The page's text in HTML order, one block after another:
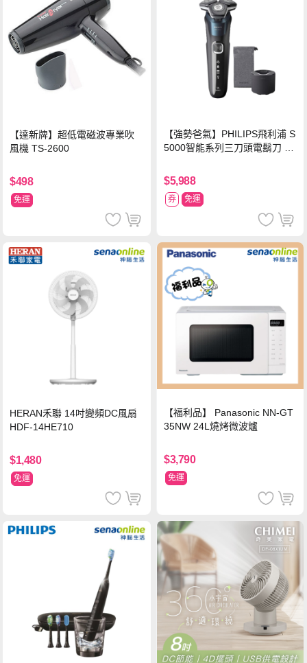
【達新牌】超低電磁波專業吹
風機 TS-2600
$498
免運
【強勢爸氣】PHILIPS飛利浦 S
5000智能系列三刀頭電鬍刀 S5
$5,988
券 免運
HERAN禾聯 14吋變頻DC風扇
HDF-14HE710
$1,480
免運
【福利品】 Panasonic NN-GT
35NW 24L燒烤微波爐
$3,790
免運